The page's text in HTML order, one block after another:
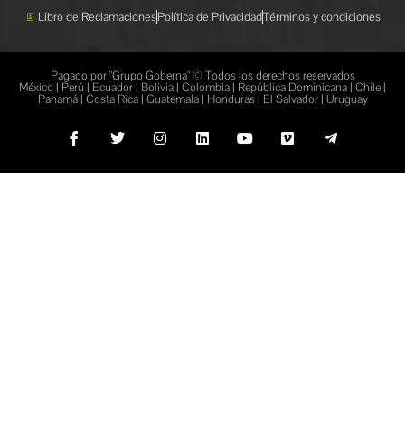
Libro de ReclamacionesPolítica de PrivacidadTérminos y condiciones
Pagado por "Grupo Goberna" © Todos los derechos reservados
México | Perú | Ecuador | Bolivia | Colombia | República Dominicana | Chile |
Panamá | Costa Rica | Guatemala | Honduras | El Salvador | Uruguay